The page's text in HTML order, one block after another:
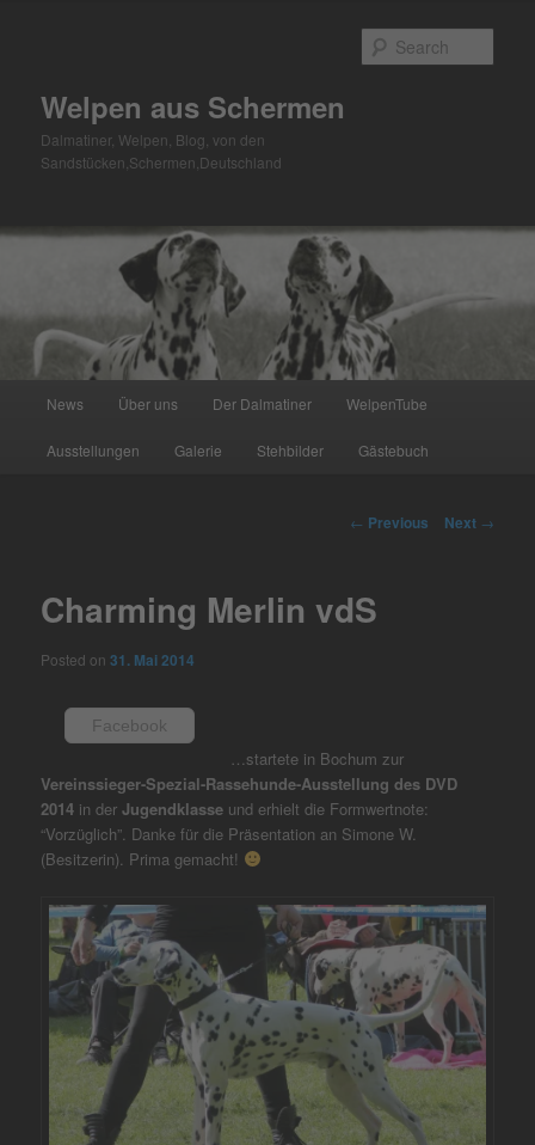
Welpen aus Schermen
Dalmatiner, Welpen, Blog, von den
Sandstücken,Schermen,Deutschland
News Über uns Der Dalmatiner WelpenTube
Ausstellungen Galerie Stehbilder Gästebuch
Post
← Previous Next →
Charming Merlin vdS
Posted on31. Mai 2014
Facebook
…startete in Bochum zur
Vereinssieger-Spezial-Rassehunde-Ausstellung des DVD
2014 in derJugendklasse und erhielt die Formwertnote:
“Vorzüglich”. Danke für die Präsentation an Simone W.
(Besitzerin). Prima gemacht!